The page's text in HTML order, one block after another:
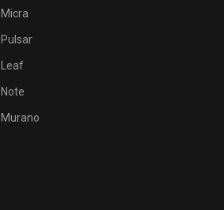
Micra
Pulsar
Leaf
Note
Murano